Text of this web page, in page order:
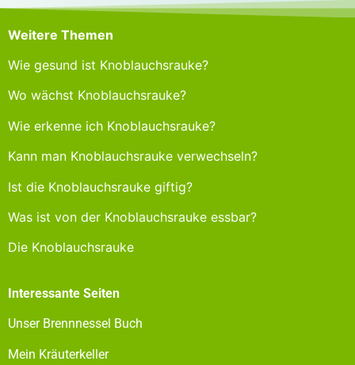
Weitere Themen
Wie gesund ist Knoblauchsrauke?
Wo wächst Knoblauchsrauke?
Wie erkenne ich Knoblauchsrauke?
Kann man Knoblauchsrauke verwechseln?
Ist die Knoblauchsrauke giftig?
Was ist von der Knoblauchsrauke essbar?
Die Knoblauchsrauke
Interessante Seiten
Unser Brennnessel Buch
Mein Kräuterkeller